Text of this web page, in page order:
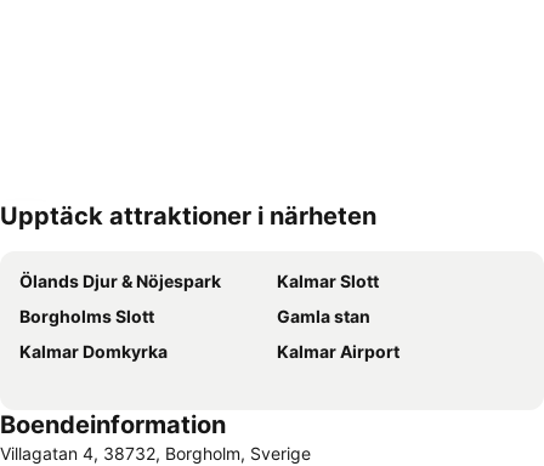
Förstora kartan
Upptäck attraktioner i närheten
Ölands Djur & Nöjespark
Kalmar Slott
Borgholms Slott
Gamla stan
Kalmar Domkyrka
Kalmar Airport
Boendeinformation
Villagatan 4, 38732, Borgholm, Sverige